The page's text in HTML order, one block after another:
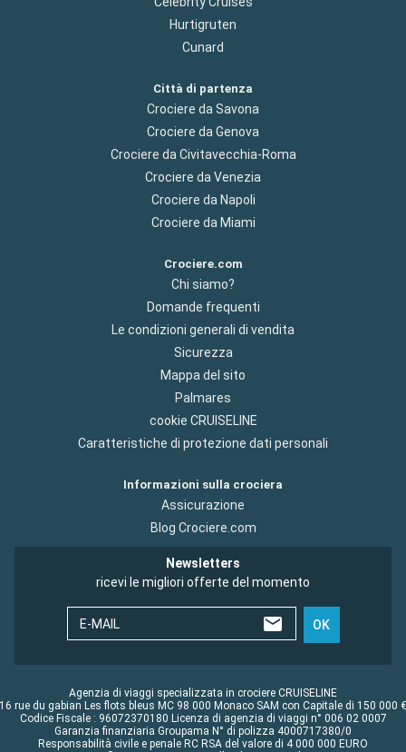
Hurtigruten
Cunard
Città di partenza
Crociere da Savona
Crociere da Genova
Crociere da Civitavecchia-Roma
Crociere da Venezia
Crociere da Napoli
Crociere da Miami
Crociere.com
Chi siamo?
Domande frequenti
Le condizioni generali di vendita
Sicurezza
Mappa del sito
Palmares
cookie CRUISELINE
Caratteristiche di protezione dati personali
Informazioni sulla crociera
Assicurazione
Blog Crociere.com
Newsletters
ricevi le migliori offerte del momento
E-MAIL OK
Agenzia di viaggi specializzata in crociere CRUISELINE
16 rue du gabian Les flots bleus MC 98 000 Monaco SAM con Capitale di 150 000 €
Codice Fiscale : 96072370180 Licenza di agenzia di viaggi n° 006 02 0007
Garanzia finanziaria Groupama N° di polizza 4000717380/0
Responsabilità civile e penale RC RSA del valore di 4 000 000 EURO